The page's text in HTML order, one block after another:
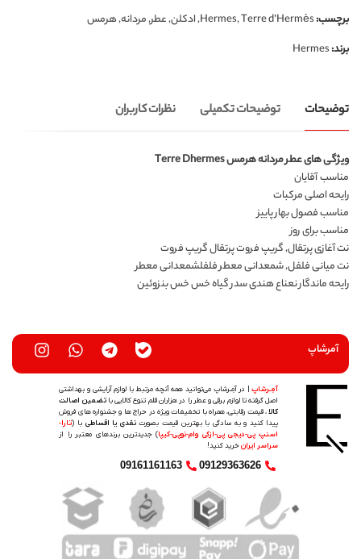
برچسب:
Hermes,Terre d’Hermès
,ادکلن,عطر,مردانه,هرمس
برند:Hermes
توضیحات توضیحات تکمیلی نظرات کاربران
ویژگی های عطر مردانه هرمس Terre Dhermes
مناسب آقایان
رایحه اصلی مرکبات
مناسب فصول بهار پاییز
مناسب برای روز
نت آغازی پرتقال, گریپ فروت پرتقال گریپ فروت
نت میانی فلفل, شمعدانی معطر فلفلشمعدانی معطر
رایحه ماندگار نعناع هندی سدر گیاه خس خس بنزوئین
آمرشاپ
آمِـرشاپ| در آمِـرشاپ می‌توانید همه آنچه مرتبط با لوازم آرایشی و بهداشتی
اصل گرفته تا لوازم برقی و عطر را در هزاران قلم تنوع کالایی باتضمین اصالت
کالا، قیمت رقابتی، همراه با تخفیفات ویژه در حراج ها و جشنواره های فروش
پیدا کنید و به سادگی با بهترین قیمت بصورتنقدی یا اقساطی با (تارا-
اسنپ پی-دیجی پی-ازکی وام-نوپی-کیپا) جدیدترین‌ برندهای معتبر را از
سراسر ایرانخرید کنید!
09129363626
09161161163